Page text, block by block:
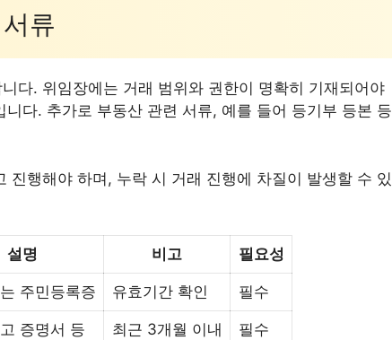
류
다. 위임장에는 거래 범위와 권한이 명확히 기재되어야
다. 추가로 부동산 관련 서류, 예를 들어 등기부 등본 등
진행해야 하며, 누락 시 거래 진행에 차질이 발생할 수 있
설명 비고 필요성
주민등록증 유효기간 확인 필수
증명서 등 최근 3개월 이내 필수